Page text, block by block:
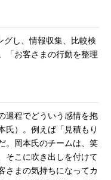
し、情報収集、比較検
「お客さまの行動を整理
過程でどういう感情を抱
氏）。例えば「見積もり
。岡本氏のチームは、笑
そこに吹き出しを付けて
さまの気持ちになってカ